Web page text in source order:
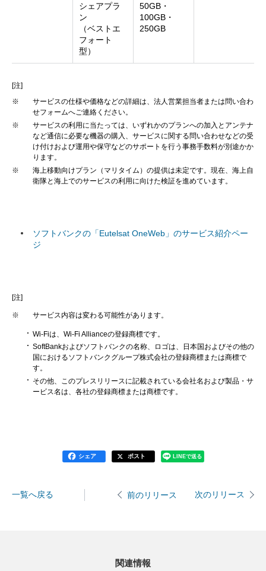
シェアプラ
ン
（ベストエ
フォート
型）
50GB・
100GB・
250GB
[注]
※
サービスの仕様や価格などの詳細は、法人営業担当者または問い合わ
せフォームへご連絡ください。
※
サービスの利用に当たっては、いずれかのプランへの加入とアンテナ
など通信に必要な機器の購入、サービスに関する問い合わせなどの受
け付けおよび運用や保守などのサポートを行う事務手数料が別途かか
ります。
※
海上移動向けプラン（マリタイム）の提供は未定です。現在、海上自
衛隊と海上でのサービスの利用に向けた検証を進めています。
ソフトバンクの「Eutelsat OneWeb」のサービス紹介ペー
ジ
[注]
※ サービス内容は変わる可能性があります。
Wi-Fiは、Wi-Fi Allianceの登録商標です。
SoftBankおよびソフトバンクの名称、ロゴは、日本国およびその他の
国におけるソフトバンクグループ株式会社の登録商標または商標で
す。
その他、このプレスリリースに記載されている会社名および製品・サ
ービス名は、各社の登録商標または商標です。
シェア ポスト LINEで送る
一覧へ戻る 前のリリース 次のリリース
関連情報